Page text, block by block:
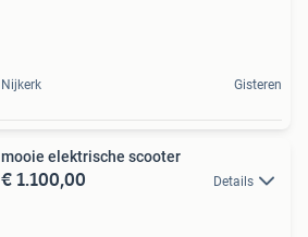
Nijkerk Gisteren
mooie elektrische scooter
€ 1.100,00 Details